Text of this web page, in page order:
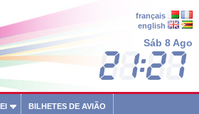
français
english
Sáb 8 Ago
BILHETES DE AVIÃO